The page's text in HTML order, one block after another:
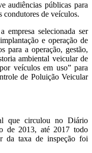
audiências públicas para
condutores de veículos.
empresa selecionada ser
e operação de
para a operação, gestão,
ambiental veicular de
veículos em uso” para
de Poluição Veicular
que circulou no Diário
de 2013, até 2017 todo
da taxa de inspeção foi